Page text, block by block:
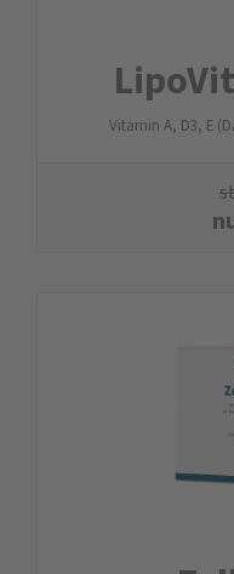
Vitamin A, D3, E